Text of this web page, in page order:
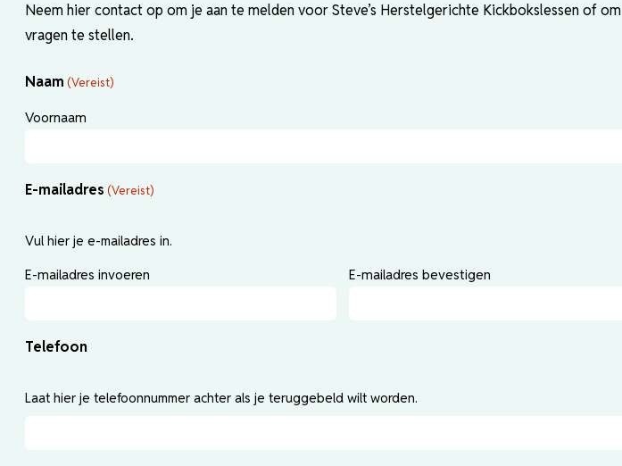
Neem hier contact op om je aan te melden voor Steve’s Herstelgerichte Kickbokslessen of om
vragen te stellen.
Naam (Vereist)
Voornaam
E-mailadres (Vereist)
Vul hier je e-mailadres in.
E-mailadres invoeren
E-mailadres bevestigen
Telefoon
Laat hier je telefoonnummer achter als je teruggebeld wilt worden.